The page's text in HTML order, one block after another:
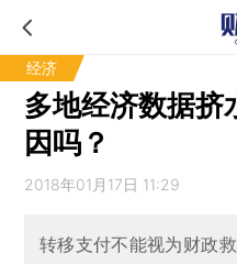
经济
多地经济数据挤
因吗？
2018年01月17日 11:29
转移支付不能视为财政